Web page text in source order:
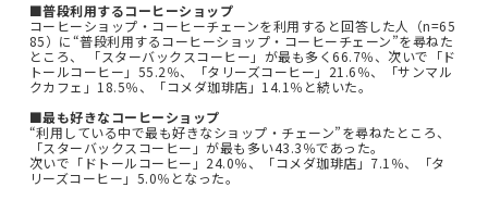
■普段利用するコーヒーショップ
コーヒーショップ・コーヒーチェーンを利用すると回答した人（n=65
85）に“普段利用するコーヒーショップ・コーヒーチェーン”を尋ねた
ところ、 「スターバックスコーヒー」が最も多く66.7％、次いで「ド
トールコーヒー」55.2％、「タリーズコーヒー」21.6％、「サンマル
クカフェ」18.5％、「コメダ珈琲店」14.1％と続いた。
■最も好きなコーヒーショップ
“利用している中で最も好きなショップ・チェーン”を尋ねたところ、
「スターバックスコーヒー」が最も多い43.3％であった。
次いで「ドトールコーヒー」24.0％、「コメダ珈琲店」7.1％、「タ
リーズコーヒー」5.0％となった。